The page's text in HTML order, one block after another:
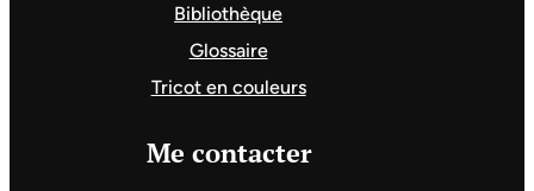
Bibliothèque
Glossaire
Tricot en couleurs
Me contacter